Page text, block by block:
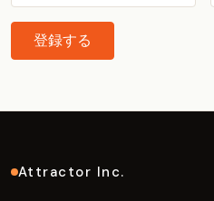
登録する
Attractor Inc.